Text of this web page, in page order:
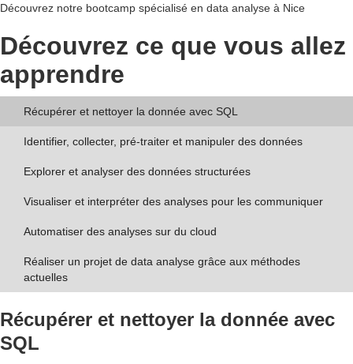
Découvrez notre bootcamp spécialisé en data analyse à Nice
Découvrez ce que vous allez
apprendre
Récupérer et nettoyer la donnée avec SQL
Identifier, collecter, pré-traiter et manipuler des données
Explorer et analyser des données structurées
Visualiser et interpréter des analyses pour les communiquer
Automatiser des analyses sur du cloud
Réaliser un projet de data analyse grâce aux méthodes
actuelles
Récupérer et nettoyer la donnée avec
SQL